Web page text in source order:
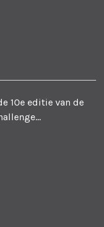
10e editie van de